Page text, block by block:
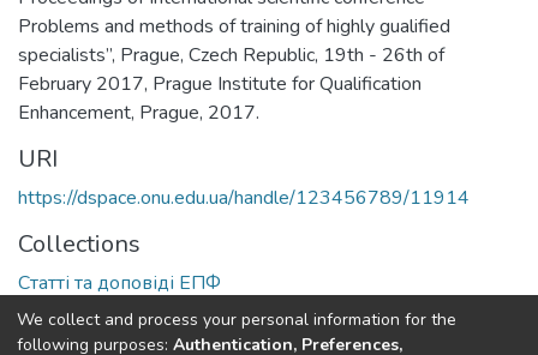
Problems and methods of training of highly gualified
specialists”, Prague, Czech Republic, 19th - 26th of
February 2017, Prague Institute for Qualification
Enhancement, Prague, 2017.
URI
https://dspace.onu.edu.ua/handle/123456789/11914
Collections
Статті та доповіді ЕПФ
Full item page
We collect and process your personal information for the
following purposes: Authentication, Preferences,